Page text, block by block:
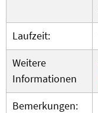
Laufzeit:
Weitere
Informationen
Bemerkungen: